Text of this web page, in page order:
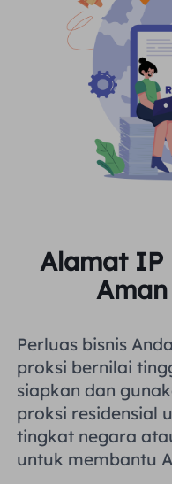
Alamat IP
Perluas bisnis
proksi bernilai
siapkan dan
proksi residensial
tingkat negara
untuk membantu